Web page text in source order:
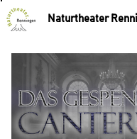
Naturtheater